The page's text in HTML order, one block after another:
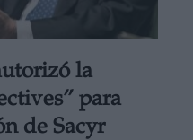
la
para
de Sacyr